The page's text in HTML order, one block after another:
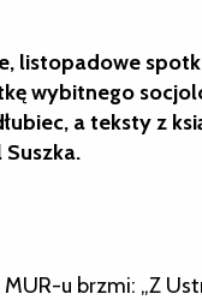
listopadowe
wybitnego
a teksty z
u brzmi: „Z